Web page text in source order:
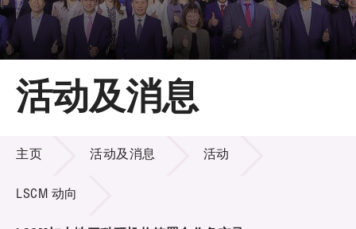
主页
关于LSCM
技术商品化
项目及资助计划
活动及消息
活动及消息
主页 活动及消息 活动
LSCM 动向